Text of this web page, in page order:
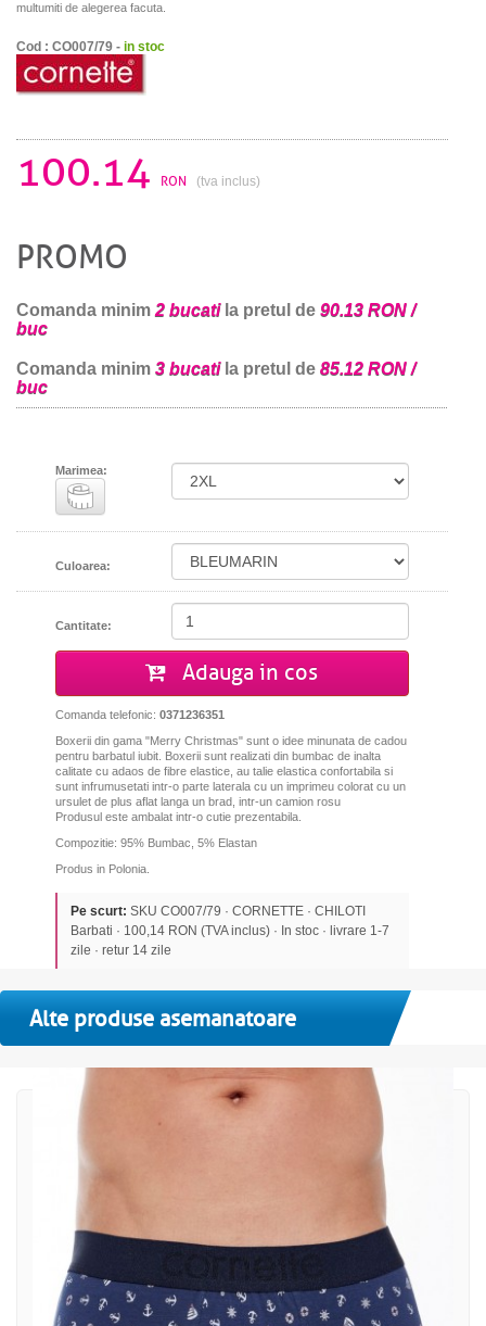
multumiti de alegerea facuta.
Cod : CO007/79 - in stoc
100.14 RON (tva inclus)
PROMO
Comanda minim 2 bucatila pretul de 90.13 RON /
buc
Comanda minim 3 bucatila pretul de 85.12 RON /
buc
Marimea:
Culoarea:
Cantitate:
Adauga in cos
Comanda telefonic: 0371236351
Boxerii din gama "Merry Christmas" sunt o idee minunata de cadou
pentru barbatul iubit. Boxerii sunt realizati din bumbac de inalta
calitate cu adaos de fibre elastice, au talie elastica confortabila si
sunt infrumusetatiintr-o parte laterala cu un imprimeu colorat cu un
ursulet de plus aflat langa un brad, intr-un camion rosu
Produsul este ambalat intr-o cutie prezentabila.
Compozitie: 95% Bumbac, 5% Elastan
Produs in Polonia.
Pe scurt: SKU CO007/79 · CORNETTE · CHILOTI
Barbati · 100,14 RON (TVA inclus) · In stoc · livrare 1-7
zile · retur 14 zile
Alte produse asemanatoare